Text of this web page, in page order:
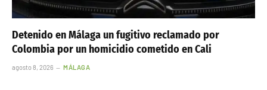
Detenido en Málaga un fugitivo reclamado por
Colombia por un homicidio cometido en Cali
agosto 8, 2026 MÁLAGA